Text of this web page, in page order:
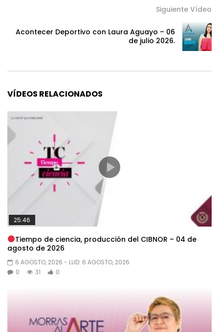
Siguiente Vídeo
Acontecer Deportivo con Laura Aguayo – 06
de julio 2026.
VÍDEOS RELACIONADOS
25:46
Tiempo de ciencia, producción del CIBNOR – 04 de
agosto de 2026
6 AGOSTO, 2026 - LUD: 6 AGOSTO, 2026
0
31 0